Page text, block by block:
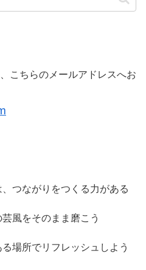
こちらのメールアドレスへお
つながりをつくる力がある
風をそのまま磨こう
場所でリフレッシュしよう